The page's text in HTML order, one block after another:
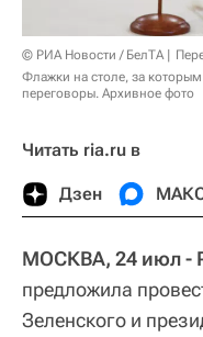
© РИА Новости / БелТА
Флажки на столе, за
переговоры. Архивное фото
Читать ria.ru в
Дзен
МОСКВА, 24 июл -
предложила
Зеленского и